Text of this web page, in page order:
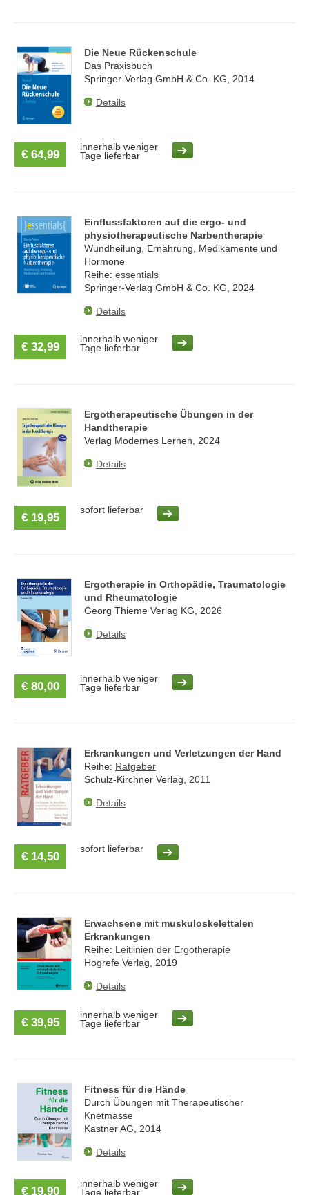
Die Neue Rückenschule
Das Praxisbuch
Springer-Verlag GmbH & Co. KG, 2014
Details
€ 64,99
innerhalb weniger
Tage lieferbar
Einflussfaktoren auf die ergo- und
physiotherapeutische Narbentherapie
Wundheilung, Ernährung, Medikamente und
Hormone
Reihe: essentials
Springer-Verlag GmbH & Co. KG, 2024
Details
€ 32,99
innerhalb weniger
Tage lieferbar
Ergotherapeutische Übungen in der
Handtherapie
Verlag Modernes Lernen, 2024
Details
€ 19,95
sofort lieferbar
Ergotherapie in Orthopädie, Traumatologie
und Rheumatologie
Georg Thieme Verlag KG, 2026
Details
€ 80,00
innerhalb weniger
Tage lieferbar
Erkrankungen und Verletzungen der Hand
Reihe: Ratgeber
Schulz-Kirchner Verlag, 2011
Details
€ 14,50
sofort lieferbar
Erwachsene mit muskuloskelettalen
Erkrankungen
Reihe: Leitlinien der Ergotherapie
Hogrefe Verlag, 2019
Details
€ 39,95
innerhalb weniger
Tage lieferbar
Fitness für die Hände
Durch Übungen mit Therapeutischer
Knetmasse
Kastner AG, 2014
Details
€ 19,90
innerhalb weniger
Tage lieferbar